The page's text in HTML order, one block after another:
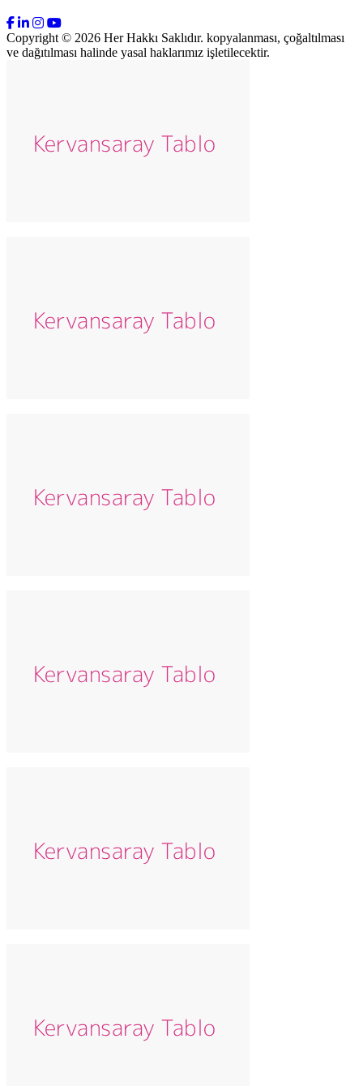
Copyright © 2026 Her Hakkı Saklıdır. kopyalanması, çoğaltılması
ve dağıtılması halinde yasal haklarımız işletilecektir.